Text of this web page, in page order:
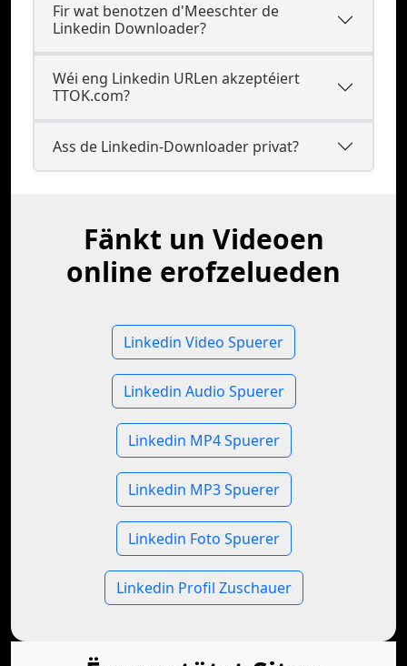
Fir wat benotzen d'Meeschter de
Linkedin Downloader?
Wéi eng Linkedin URLen akzeptéiert
TTOK.com?
Ass de Linkedin-Downloader privat?
Fänkt un Videoen
online erofzelueden
Linkedin Video Spuerer
Linkedin Audio Spuerer
Linkedin MP4 Spuerer
Linkedin MP3 Spuerer
Linkedin Foto Spuerer
Linkedin Profil Zuschauer